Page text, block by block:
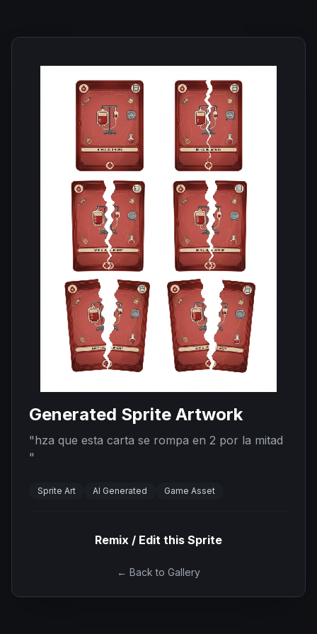
Generated Sprite Artwork
"hza que esta carta se rompa en 2 por la mitad
"
Sprite Art AI Generated Game Asset
Remix / Edit this Sprite
← Back to Gallery